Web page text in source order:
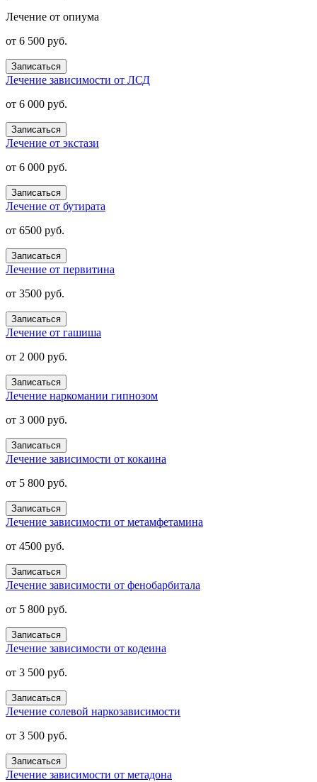
Лечение от опиума
от 6 500 руб.
Записаться
Лечение зависимости от ЛСД
от 6 000 руб.
Записаться
Лечение от экстази
от 6 000 руб.
Записаться
Лечение от бутирата
от 6500 руб.
Записаться
Лечение от первитина
от 3500 руб.
Записаться
Лечение от гашиша
от 2 000 руб.
Записаться
Лечение наркомании гипнозом
от 3 000 руб.
Записаться
Лечение зависимости от кокаина
от 5 800 руб.
Записаться
Лечение зависимости от метамфетамина
от 4500 руб.
Записаться
Лечение зависимости от фенобарбитала
от 5 800 руб.
Записаться
Лечение зависимости от кодеина
от 3 500 руб.
Записаться
Лечение солевой наркозависимости
от 3 500 руб.
Записаться
Лечение зависимости от метадона